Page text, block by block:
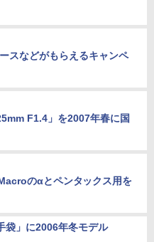
スなどがもらえるキャンペ
F1.4」を2007年春に国
のαとペンタックス用を
袋」に2006年冬モデル